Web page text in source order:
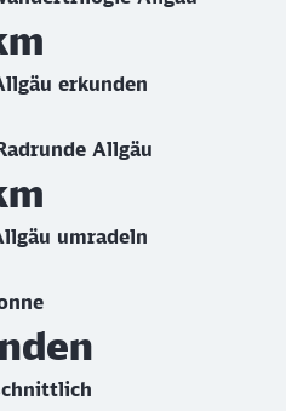
erkunden
Allgäu
umradeln